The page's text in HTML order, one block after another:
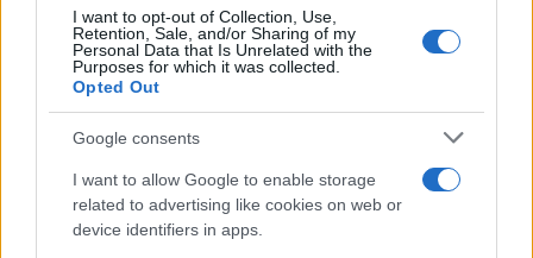
I want to opt-out of Collection, Use,
Retention, Sale, and/or Sharing of my
Personal Data that Is Unrelated with the
Purposes for which it was collected.
Opted Out
Google consents
I want to allow Google to enable storage
related to advertising like cookies on web or
device identifiers in apps.
Medidas, iluminación y almacenamiento para una isla